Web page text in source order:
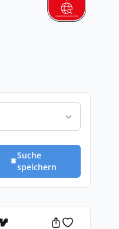
Suche
speichern